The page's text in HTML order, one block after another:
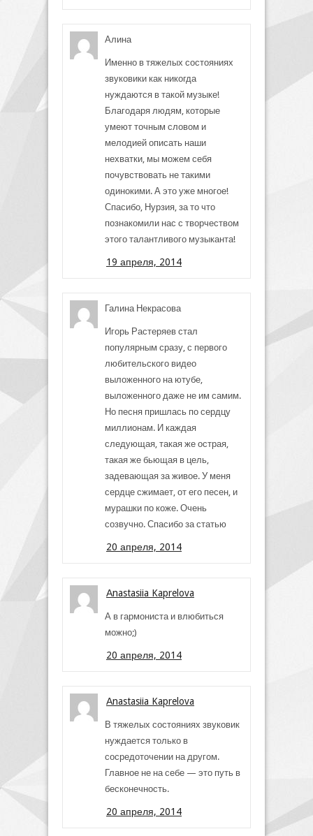
Алина
Именно в тяжелых состояниях
звуковики как никогда
нуждаются в такой музыке!
Благодаря людям, которые
умеют точным словом и
мелодией описать наши
нехватки, мы можем себя
почувствовать не такими
одинокими. А это уже многое!
Спасибо, Нурзия, за то что
познакомили нас с творчеством
этого талантливого музыканта!
19 апреля, 2014
Галина Некрасова
Игорь Растеряев стал
популярным сразу, с первого
любительского видео
выложенного на ютубе,
выложенного даже не им самим.
Но песня пришлась по сердцу
миллионам. И каждая
следующая, такая же острая,
такая же бьющая в цель,
задевающая за живое. У меня
сердце сжимает, от его песен, и
мурашки по коже. Очень
созвучно. Спасибо за статью
20 апреля, 2014
Аnastasiia Kaprelova
А в гармониста и влюбиться
можно;)
20 апреля, 2014
Аnastasiia Kaprelova
В тяжелых состояниях звуковик
нуждается только в
сосредоточении на другом.
Главное не на себе — это путь в
бесконечность.
20 апреля, 2014